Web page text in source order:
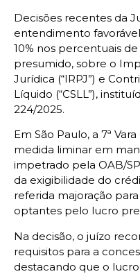
Decisões recentes da
entendimento
10% nos percentuais
presumido, sobre o
Jurídica (“IRPJ”) e
Líquido (“CSLL”),
224/2025.
Em São Paulo, a 7ª
medida liminar em
impetrado pela OAB/
da exigibilidade do
referida majoração
optantes pelo lucro
Na decisão, o juízo
requisitos para a
destacando que o